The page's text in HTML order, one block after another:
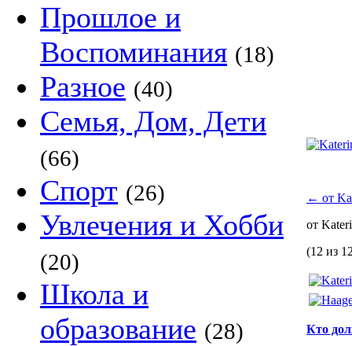
Прошлое и
Воспоминания (18)
Разное (40)
Семья, Дом, Дети
(66)
Спорт (26)
Увлечения и Хобби
(20)
Школа и
образование (28)
← от
от
(12 из
Кто